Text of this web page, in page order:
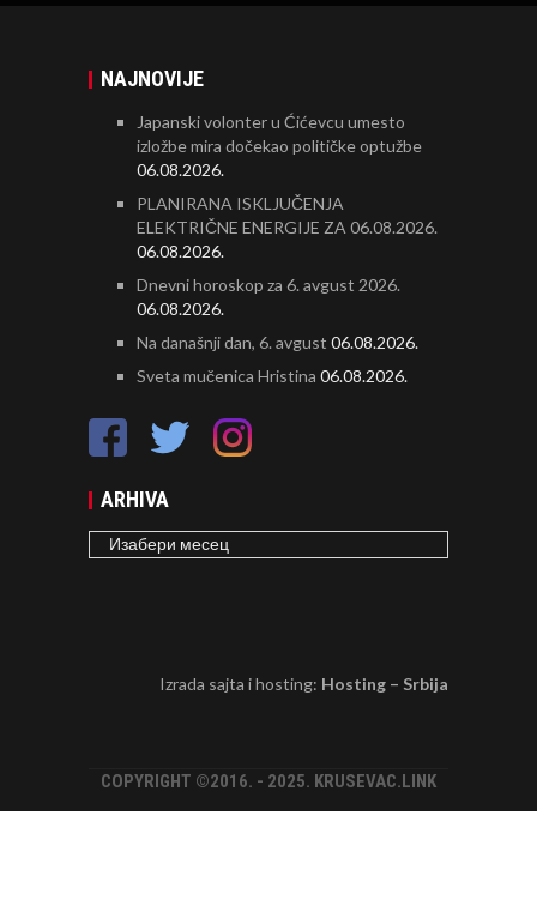
NAJNOVIJE
Japanski volonter u Ćićevcu umesto
izložbe mira dočekao političke optužbe
06.08.2026.
PLANIRANA ISKLJUČENJA
ELEKTRIČNE ENERGIJE ZA 06.08.2026.
06.08.2026.
Dnevni horoskop za 6. avgust 2026.
06.08.2026.
Na današnji dan, 6. avgust 06.08.2026.
Sveta mučenica Hristina 06.08.2026.
ARHIVA
ARHIVA
Izrada sajta i hosting: Hosting – Srbija
COPYRIGHT ©2016. - 2025. KRUSEVAC.LINK